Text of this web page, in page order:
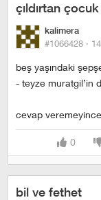
çıldırtan
kalimera
#1066428 ·
beş yaşındaki
- teyze muratgil’in
cevap veremeyince
0
bil ve fethet